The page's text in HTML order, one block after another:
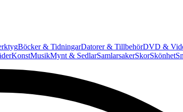
Böcker & TidningarDatorer & TillbehörDVD &
KonstMusikMynt & SedlarSamlarsakerSkorSkönhet